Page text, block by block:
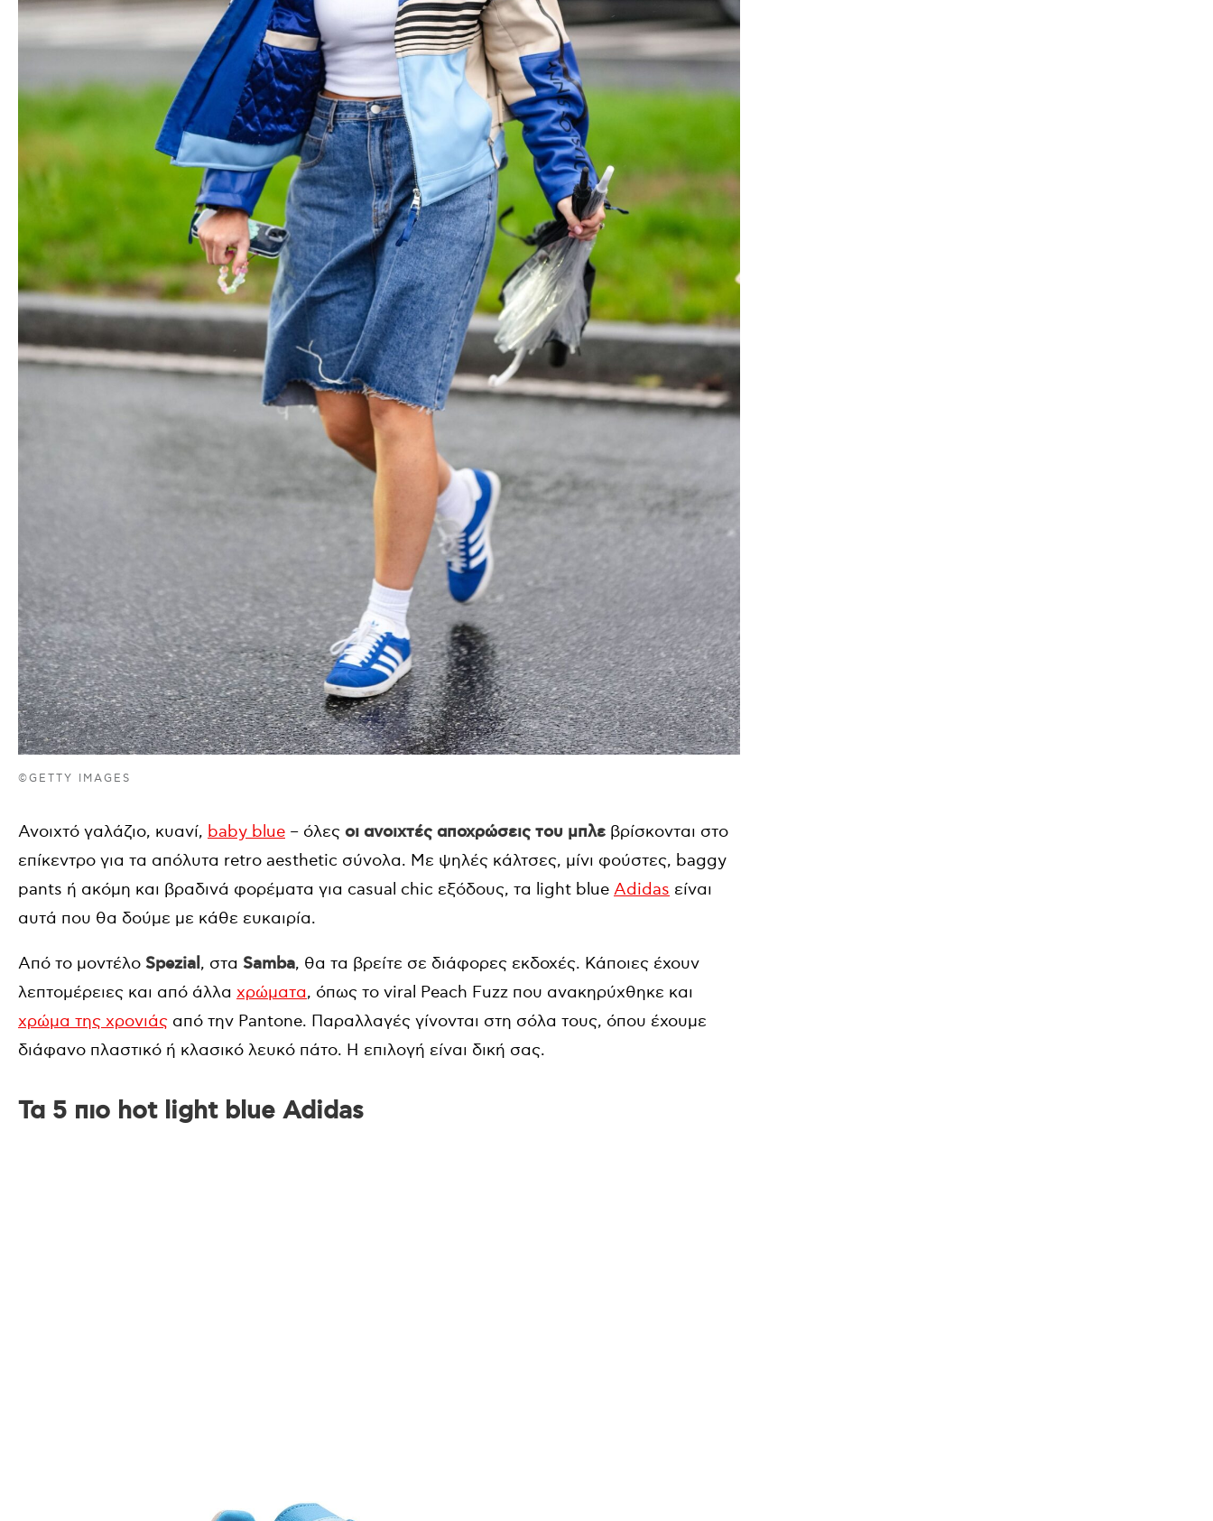
©GETTY IMAGES
Ανοιχτό γαλάζιο, κυανί, baby blue – όλες οι ανοιχτές αποχρώσεις του μπλε βρίσκονται στο
επίκεντρο για τα απόλυτα retro aesthetic σύνολα. Με ψηλές κάλτσες, μίνι φούστες, baggy
pants ή ακόμη και βραδινά φορέματα για casual chic εξόδους, τα light blue Adidas είναι
αυτά που θα δούμε με κάθε ευκαιρία.
Από το μοντέλο Spezial, στα Samba, θα τα βρείτε σε διάφορες εκδοχές. Κάποιες έχουν
λεπτομέρειες και από άλλα χρώματα, όπως το viral Peach Fuzz που ανακηρύχθηκε και
χρώμα της χρονιάς από την Pantone. Παραλλαγές γίνονται στη σόλα τους, όπου έχουμε
διάφανο πλαστικό ή κλασικό λευκό πάτο. Η επιλογή είναι δική σας.
Τα 5 πιο hot light blue Adidas